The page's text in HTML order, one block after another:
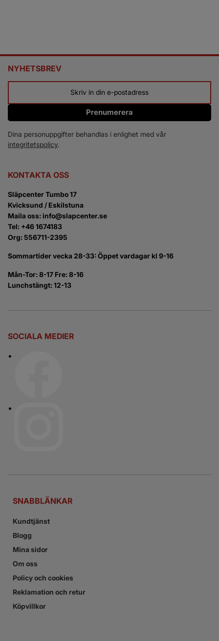
NYHETSBREV
Prenumerera
Dina personuppgifter behandlas i enlighet med vår
integritetspolicy.
KONTAKTA OSS
Släpcenter Tumbo 17
Kvicksund / Eskilstuna
Maila oss: info@slapcenter.se
Tel: +46 1674183
Org: 556711-2395
Sommartider vecka 28-33: Öppet vardagar kl 9-16
Mån-Tor: 8-17 Fre: 8-16
Lunchstängt: 12-13
SOCIALA MEDIER
SNABBLÄNKAR
Kundtjänst
Blogg
Mina sidor
Om oss
Policy och cookies
Reklamation och retur
Köpvillkor